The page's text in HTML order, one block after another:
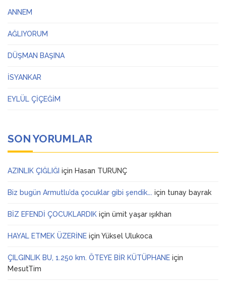
ANNEM
AĞLIYORUM
DÜŞMAN BAŞINA
İSYANKAR
EYLÜL ÇİÇEĞİM
SON YORUMLAR
AZINLIK ÇIĞLIĞI için Hasan TURUNÇ
Biz bugün Armutlu’da çocuklar gibi şendik…. için tunay bayrak
BİZ EFENDİ ÇOCUKLARDIK için ümit yaşar ışıkhan
HAYAL ETMEK ÜZERİNE için Yüksel Ulukoca
ÇILGINLIK BU, 1.250 km. ÖTEYE BİR KÜTÜPHANE için
MesutTim